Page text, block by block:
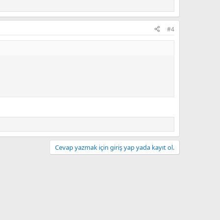
#4
Cevap yazmak için giriş yap yada kayıt ol.